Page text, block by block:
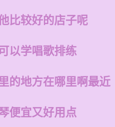
比较好的店子呢
以学唱歌排练
的地方在哪里啊最近
便宜又好用点